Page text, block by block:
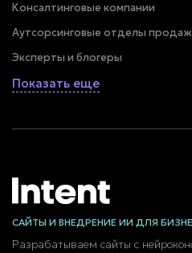
Консалтинговые компании
Аутсорсинговые отделы продаж
Эксперты и блогеры
Показать еще
САЙТЫ И ВНЕДРЕНИЕ ИИ ДЛЯ
Разрабатываем сайты с